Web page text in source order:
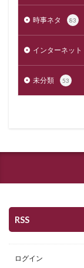
時事ネタ 83
インターネット
未分類 53
RSS
ログイン